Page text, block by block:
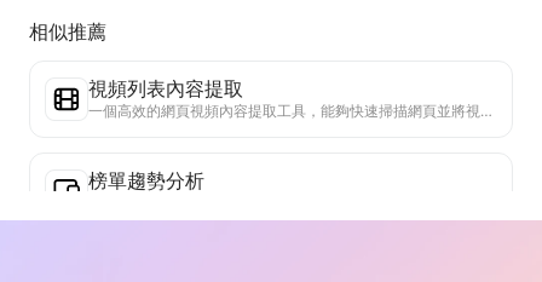
相似推薦
視頻列表內容提取
一個高效的網頁視頻內容提取工具，能夠快速掃描網頁並將視頻信息整理成結構化的Markdown表格。
榜單趨勢分析